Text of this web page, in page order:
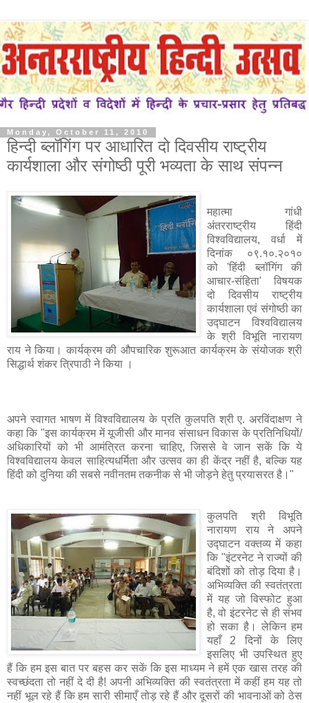
Monday, October 11, 2010
हिन्दी ब्लॉगिंग पर आधारित दो दिवसीय राष्ट्रीय
कार्यशाला और संगोष्ठी पूरी भव्यता के साथ संपन्न
महात्मा गांधी
अंतरराष्ट्रीय हिंदी
विश्वविद्यालय, वर्धा में
दिनांक ०९.१०.२०१०
को 'हिंदी ब्लॉगिंग की
आचार-संहिता' विषयक
दो दिवसीय राष्ट्रीय
कार्यशाला एवं संगोष्ठी का
उद्‍घाटन विश्वविद्यालय
के श्री विभूति नारायण
राय ने किया। कार्यक्रम की औपचारिक शुरूआत कार्यक्रम के संयोजक श्री
सिद्धार्थ शंकर त्रिपाठी ने किया ।
अपने स्वागत भाषण में विश्वविद्यालय के प्रति कुलपति श्री ए. अरविंदाक्षण ने
कहा कि "इस कार्यक्रम में यूजीसी और मानव संसाधन विकास के प्रतिनिधियों/
अधिकारियों को भी आमंत्रित करना चाहिए, जिससे वे जान सकें कि ये
विश्वविद्यालय केवल साहित्यधर्मिता और उत्सव का ही केंद्र नहीं है, बल्कि यह
हिंदी को दुनिया की सबसे नवीनतम तकनीक से भी जोड़ने हेतु प्रयासरत है।"
कुलपति श्री विभूति
नारायण राय ने अपने
उद्‍घाटन वक्तव्य में कहा
कि "इंटरनेट ने राज्यों की
बंदिशों को तोड़ दिया है।
अभिव्यक्ति की स्वतंत्रता
में यह जो विस्फोट हुआ
है, वो इंटरनेट से ही संभव
हो सका है। लेकिन हम
यहाँ 2 दिनों के लिए
इसलिए भी उपस्थित हुए
हैं कि हम इस बात पर बहस कर सकें कि इस माध्यम ने हमें एक खास तरह की
स्वच्छंदता तो नहीं दे दी है! अपनी अभिव्यक्ति की स्वतंत्रता में कहीं हम यह तो
नहीं भूल रहे हैं कि हम सारी सीमाएँ तोड़ रहे हैं और दूसरों की भावनाओं को ठेस